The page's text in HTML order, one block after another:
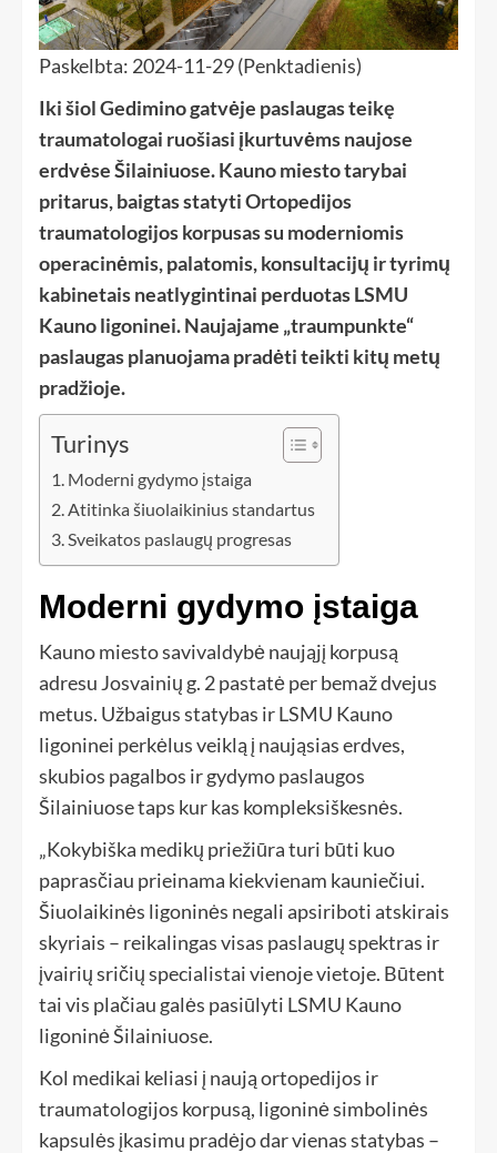
Paskelbta: 2024-11-29 (Penktadienis)
Iki šiol Gedimino gatvėje paslaugas teikę
traumatologai ruošiasi įkurtuvėms naujose
erdvėse Šilainiuose. Kauno miesto tarybai
pritarus, baigtas statyti Ortopedijos
traumatologijos korpusas su moderniomis
operacinėmis, palatomis, konsultacijų ir tyrimų
kabinetais neatlygintinai perduotas LSMU
Kauno ligoninei. Naujajame „traumpunkte“
paslaugas planuojama pradėti teikti kitų metų
pradžioje.
Turinys
Moderni gydymo įstaiga
Atitinka šiuolaikinius standartus
Sveikatos paslaugų progresas
Moderni gydymo įstaiga
Kauno miesto savivaldybė naująjį korpusą
adresu Josvainių g. 2 pastatė per bemaž dvejus
metus. Užbaigus statybas ir LSMU Kauno
ligoninei perkėlus veiklą į naująsias erdves,
skubios pagalbos ir gydymo paslaugos
Šilainiuose taps kur kas kompleksiškesnės.
„Kokybiška medikų priežiūra turi būti kuo
paprasčiau prieinama kiekvienam kauniečiui.
Šiuolaikinės ligoninės negali apsiriboti atskirais
skyriais – reikalingas visas paslaugų spektras ir
įvairių sričių specialistai vienoje vietoje. Būtent
tai vis plačiau galės pasiūlyti LSMU Kauno
ligoninė Šilainiuose.
Kol medikai keliasi į naują ortopedijos ir
traumatologijos korpusą, ligoninė simbolinės
kapsulės įkasimu pradėjo dar vienas statybas –